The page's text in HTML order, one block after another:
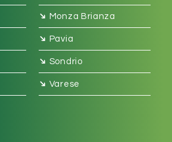
➔ Monza Brianza
➔ Pavia
➔ Sondrio
➔ Varese